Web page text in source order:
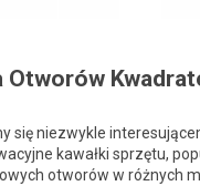
Otworów
się niezwykle
kawałki sprzętu,
otworów w różnych